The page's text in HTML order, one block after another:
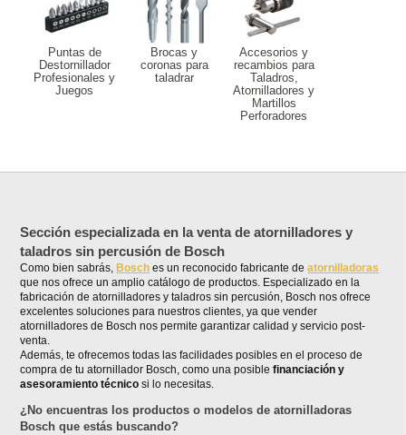
Puntas de
Destornillador
Profesionales y
Juegos
Brocas y
coronas para
taladrar
Accesorios y
recambios para
Taladros,
Atornilladores y
Martillos
Perforadores
Sección especializada en la venta de atornilladores y
taladros sin percusión de Bosch
Como bien sabrás, Bosch es un reconocido fabricante deatornilladoras
que nos ofrece un amplio catálogo de productos. Especializado en la
fabricación de atornilladores y taladros sin percusión, Bosch nos ofrece
excelentes soluciones para nuestros clientes, ya que vender
atornilladores de Bosch nos permite garantizar calidad y servicio post-
venta.
Además, te ofrecemos todas las facilidades posibles en el proceso de
compra de tu atornillador Bosch, como una posiblefinanciación y
asesoramiento técnico si lo necesitas.
¿No encuentras los productos o modelos de atornilladoras
Bosch que estás buscando?